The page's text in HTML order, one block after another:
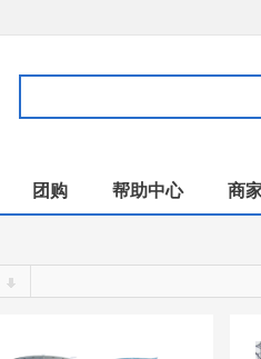
团购 帮助中心 商